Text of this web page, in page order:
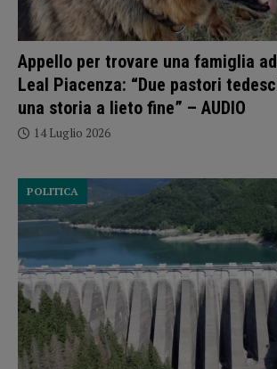
Appello per trovare una famiglia
Leal Piacenza: “Due pastori
una storia a lieto fine” – AUDIO
14 Luglio 2026
POLITICA